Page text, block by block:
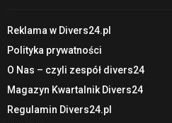
Reklama w Divers24.pl
Polityka prywatności
O Nas – czyli zespół divers24
Magazyn Kwartalnik Divers24
Regulamin Divers24.pl